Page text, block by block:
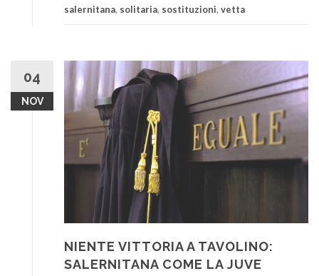
salernitana, solitaria, sostituzioni, vetta
04
NOV
NIENTE VITTORIA A TAVOLINO:
SALERNITANA COME LA JUVE